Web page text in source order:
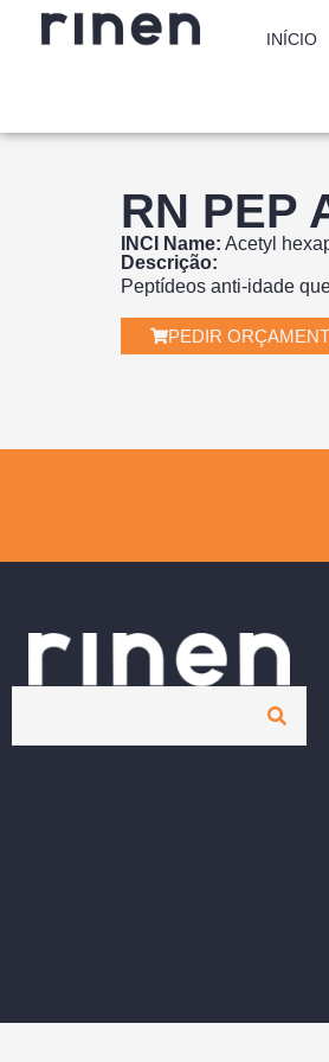
INÍCIO
RN PEP
INCI Name: Acetyl
Descrição:
Peptídeos anti-idade
PEDIR